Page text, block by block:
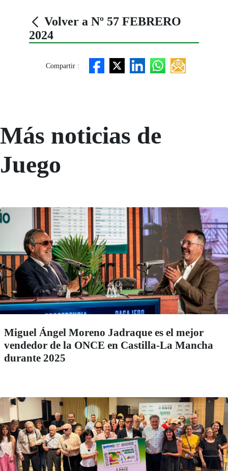
Volver a Nº 57 FEBRERO
2024
Compartir :
Más noticias de
Juego
Miguel Ángel Moreno Jadraque es el mejor
vendedor de la ONCE en Castilla-La Mancha
durante 2025